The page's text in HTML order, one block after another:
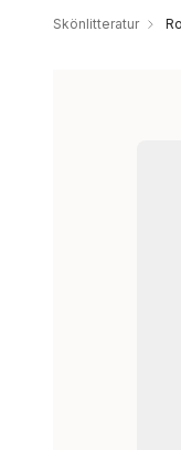
Skönlitteratur